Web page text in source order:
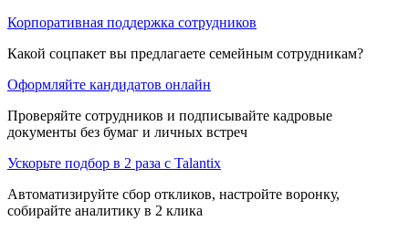
Корпоративная поддержка сотрудников
Какой соцпакет вы предлагаете семейным сотрудникам?
Оформляйте кандидатов онлайн
Проверяйте сотрудников и подписывайте кадровые
документы без бумаг и личных встреч
Ускорьте подбор в 2 раза с Talantix
Автоматизируйте сбор откликов, настройте воронку,
собирайте аналитику в 2 клика